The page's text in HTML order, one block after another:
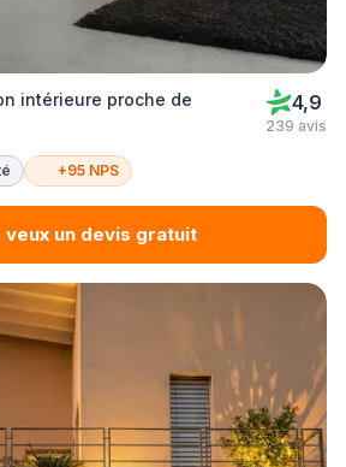
intérieure proche de
4,9
239 avis
+95 NPS
veux un devis gratuit